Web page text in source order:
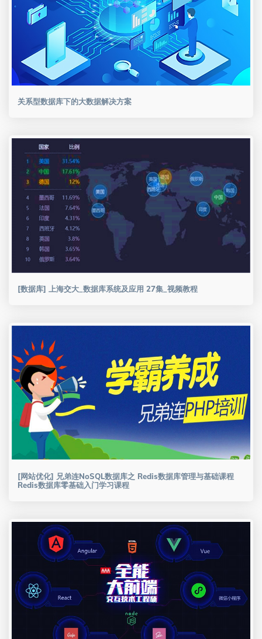
关系型数据库下的大数据解决方案
[数据库] 上海交大_数据库系统及应用 27集_视频教程
[网站优化] 兄弟连NoSQL数据库之 Redis数据库管理与基础课程
Redis数据库零基础入门学习课程